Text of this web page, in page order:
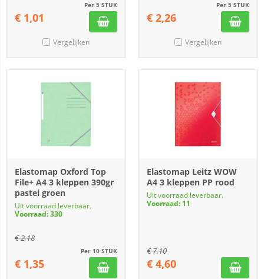
Per 5 STUK
€ 1,01
Vergelijken
Per 5 STUK
€ 2,26
Vergelijken
Elastomap Oxford Top
File+ A4 3 kleppen 390gr
pastel groen
Uit voorraad leverbaar.
Voorraad: 330
€2,18
Per 10 STUK
€ 1,35
Elastomap Leitz WOW
A4 3 kleppen PP rood
Uit voorraad leverbaar.
Voorraad: 11
€7,10
€ 4,60